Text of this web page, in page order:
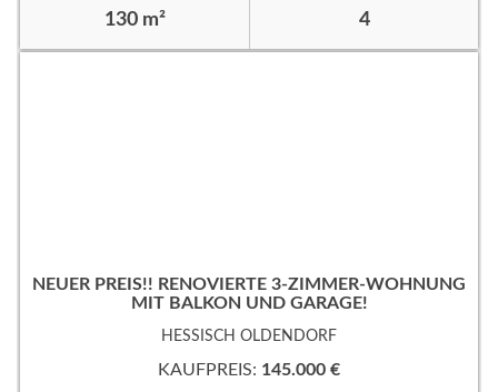
130 m² 4
NEUER PREIS!! RENOVIERTE 3-ZIMMER-WOHNUNG
MIT BALKON UND GARAGE!
HESSISCH OLDENDORF
KAUFPREIS: 145.000 €